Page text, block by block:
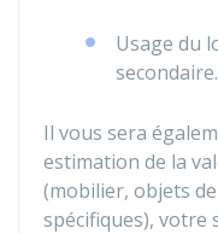
Usage du
Il vous sera
estimation de la
(mobilier, objets
spécifiques), votre